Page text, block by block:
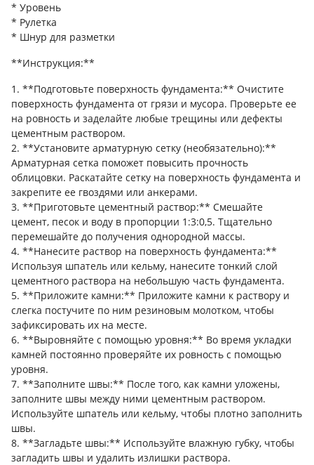
* Уровень
* Рулетка
* Шнур для разметки
**Инструкция:**
1. **Подготовьте поверхность фундамента:** Очистите
поверхность фундамента от грязи и мусора. Проверьте ее
на ровность и заделайте любые трещины или дефекты
цементным раствором.
2. **Установите арматурную сетку (необязательно):**
Арматурная сетка поможет повысить прочность
облицовки. Раскатайте сетку на поверхность фундамента и
закрепите ее гвоздями или анкерами.
3. **Приготовьте цементный раствор:** Смешайте
цемент, песок и воду в пропорции 1:3:0,5. Тщательно
перемешайте до получения однородной массы.
4. **Нанесите раствор на поверхность фундамента:**
Используя шпатель или кельму, нанесите тонкий слой
цементного раствора на небольшую часть фундамента.
5. **Приложите камни:** Приложите камни к раствору и
слегка постучите по ним резиновым молотком, чтобы
зафиксировать их на месте.
6. **Выровняйте с помощью уровня:** Во время укладки
камней постоянно проверяйте их ровность с помощью
уровня.
7. **Заполните швы:** После того, как камни уложены,
заполните швы между ними цементным раствором.
Используйте шпатель или кельму, чтобы плотно заполнить
швы.
8. **Загладьте швы:** Используйте влажную губку, чтобы
загладить швы и удалить излишки раствора.